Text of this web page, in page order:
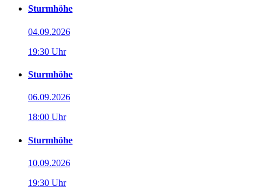
Sturmhöhe
04.09.2026
19:30 Uhr
Sturmhöhe
06.09.2026
18:00 Uhr
Sturmhöhe
10.09.2026
19:30 Uhr